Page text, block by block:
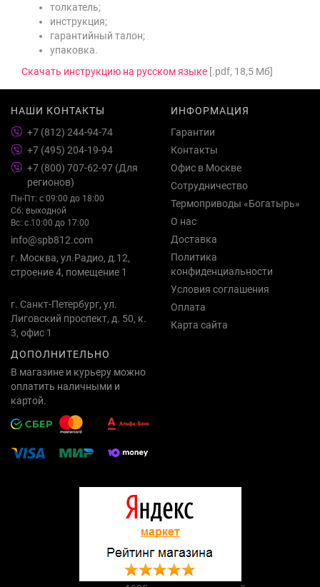
толкатель;
инструкция;
гарантийный талон;
упаковка.
Скачать инструкцию на русском языке [.pdf, 18,5 Мб]
НАШИ КОНТАКТЫ
+7 (812) 244-94-74
+7 (495) 204-19-94
+7 (800) 707-62-97 (Для
регионов)
Пн-Пт: с 09:00 до 18:00
Сб: выходной
Вс: с 10:00 до 17:00
info@spb812.com
г. Москва, ул.Радио, д.12,
строение 4, помещение 1
г. Санкт-Петербург, ул.
Лиговский проспект, д. 50, к.
3, офис 1
ИНФОРМАЦИЯ
Гарантии
Контакты
Офис в Москве
Сотрудничество
Термоприводы «Богатырь»
О нас
Доставка
Политика
конфиденциальности
Условия соглашения
Оплата
Карта сайта
ДОПОЛНИТЕЛЬНО
В магазине и курьеру можно
оплатить наличными и
картой.